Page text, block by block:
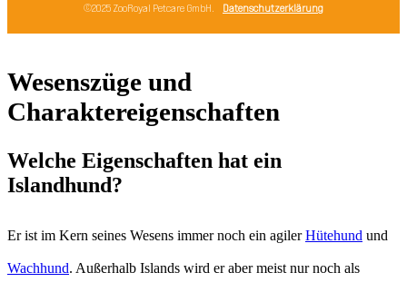
Wesenszüge und
Charaktereigenschaften
Welche Eigenschaften hat ein
Islandhund?
Er ist im Kern seines Wesens immer noch ein agilerHütehund und
Wachhund. Außerhalb Islands wird er aber meist nur noch als